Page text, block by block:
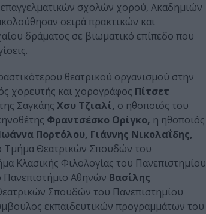
επαγγελματικών σχολών χορού, Ακαδημιών
σειρά πρακτικών και
δράματος σε βιωματικό επίπεδο που
θεατρικού οργανισμού στην
χορευτής και χορογράφος Πίτσετ
Σαγκάης Χσυ Τζιαλί, o ηθοποιός του
Φραντσέσκο Ορίγκο, η ηθοποιός
Πορτόλου, Γιάννης Νικολαΐδης,
Τμήμα Θεατρικών Σπουδών του
Κλασικής Φιλολογίας του Πανεπιστημίου
Πανεπιστήμιο Αθηνών Βασίλης
Σπουδών του Πανεπιστημίου
εκπαιδευτικών προγραμμάτων του